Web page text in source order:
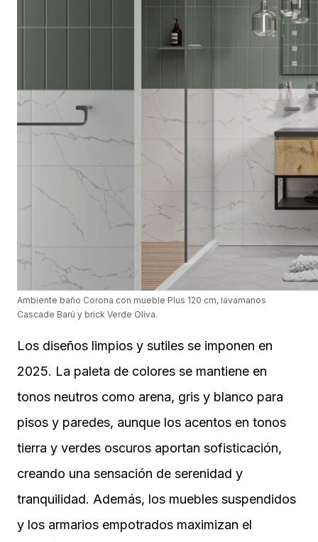
Ambiente baño Corona con mueble Plus 120 cm, lavamanos
Cascade Barú y brick Verde Oliva.
Los diseños limpios y sutiles se imponen en
2025. La paleta de colores se mantiene en
tonos neutros como arena, gris y blanco para
pisos y paredes, aunque los acentos en tonos
tierra y verdes oscuros aportan sofisticación,
creando una sensación de serenidad y
tranquilidad. Además, los muebles suspendidos
y los armarios empotrados maximizan el